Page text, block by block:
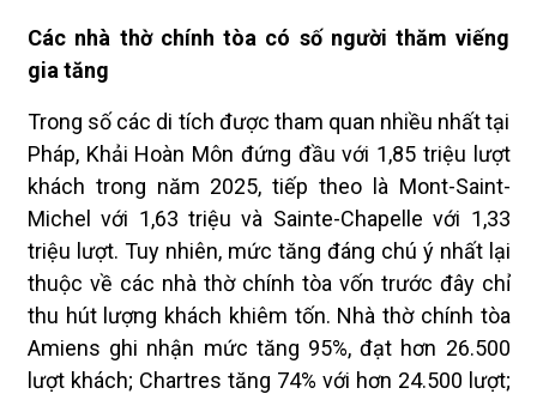
Các nhà thờ chính tòa có số người thăm viếng
gia tăng
Trong số các di tích được tham quan nhiều nhất tại
Pháp, Khải Hoàn Môn đứng đầu với 1,85 triệu lượt
khách trong năm 2025, tiếp theo là Mont-Saint-
Michel với 1,63 triệu và Sainte-Chapelle với 1,33
triệu lượt. Tuy nhiên, mức tăng đáng chú ý nhất lại
thuộc về các nhà thờ chính tòa vốn trước đây chỉ
thu hút lượng khách khiêm tốn. Nhà thờ chính tòa
Amiens ghi nhận mức tăng 95%, đạt hơn 26.500
lượt khách; Chartres tăng 74% với hơn 24.500 lượt;